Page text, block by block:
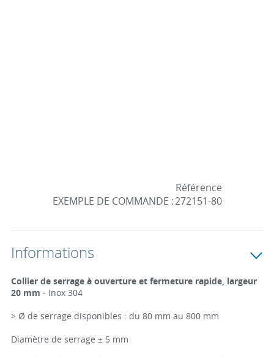
EXEMPLE DE COMMANDE :
Référence
272151-80
Informations
Collier de serrage à ouverture et fermeture rapide, largeur
20 mm - Inox 304
> Ø de serrage disponibles : du 80 mm au 800 mm
Diamètre de serrage ± 5 mm